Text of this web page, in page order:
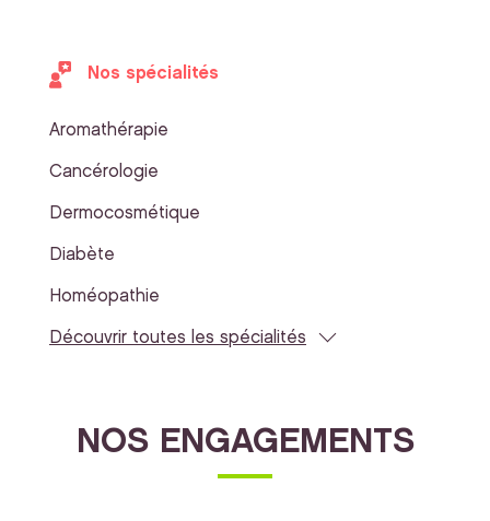
Nos spécialités
Aromathérapie
Cancérologie
Dermocosmétique
Diabète
Homéopathie
Découvrir toutes les spécialités
NOS ENGAGEMENTS